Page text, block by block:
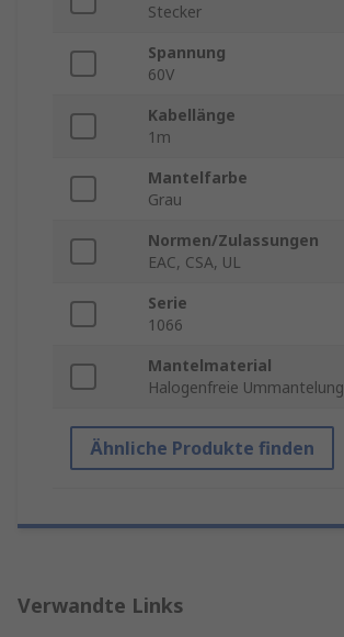
Stecker
Spannung
60V
Kabellänge
1m
Mantelfarbe
Grau
Normen/Zulassungen
EAC, CSA, UL
Serie
1066
Mantelmaterial
Halogenfreie Ummantelung
Ähnliche Produkte finden
Verwandte Links